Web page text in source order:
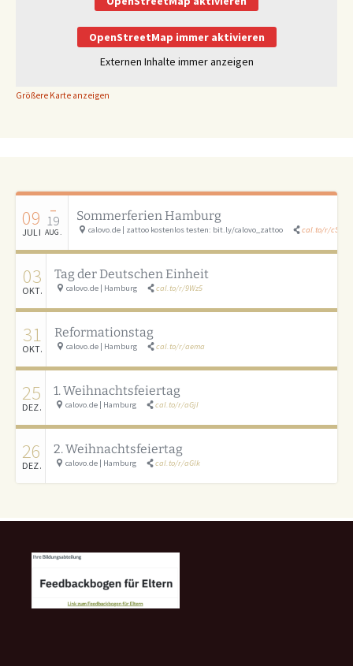
OpenStreetMap immer aktivieren
Externen Inhalte immer anzeigen
Größere Karte anzeigen
09
JULI
–
19
AUG.
Sommerferien Hamburg
calovo.de | zattoo kostenlos testen: bit.ly/calovo_zattoo cal.to/r/cSAU
03
OKT.
Tag der Deutschen Einheit
calovo.de | Hamburg cal.to/r/9Wz5
31
OKT.
Reformationstag
calovo.de | Hamburg cal.to/r/aema
25
DEZ.
1. Weihnachtsfeiertag
calovo.de | Hamburg cal.to/r/aGjI
26
DEZ.
2. Weihnachtsfeiertag
calovo.de | Hamburg cal.to/r/aGlk